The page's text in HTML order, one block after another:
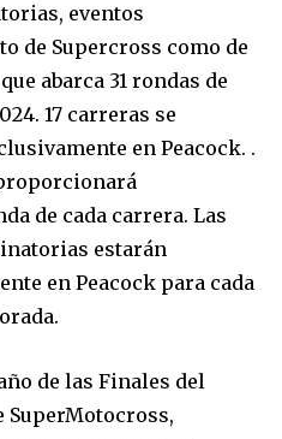
eventos
de Supercross como de
abarca 31 rondas de
17 carreras se
en Peacock. .
de cada carrera. Las
estarán
en Peacock para cada
de las Finales del
SuperMotocross,